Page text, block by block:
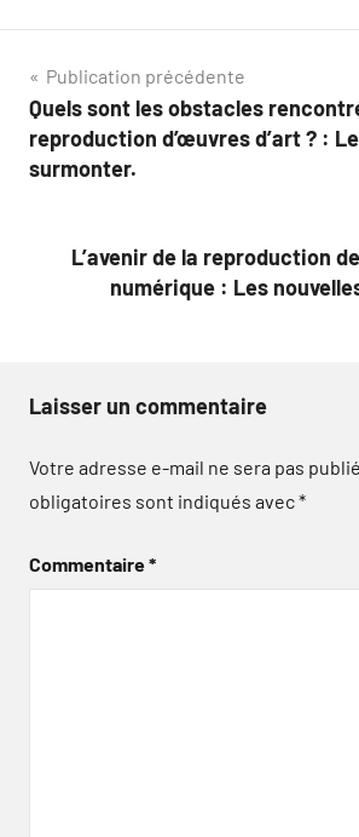
Navigation
de
l’article
Publication précédente
Quels sont les obstacles
reproduction d’œuvres d’art ? :
surmonter.
L’avenir de la reproduction
numérique : Les
Laisser un commentaire
Votre adresse e-mail ne sera pas
obligatoires sont indiqués avec*
Commentaire*